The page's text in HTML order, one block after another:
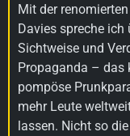
Mit der
Davies spreche ich
Sichtweise und
Propaganda – das
pompöse
mehr Leute
lassen. Nicht so